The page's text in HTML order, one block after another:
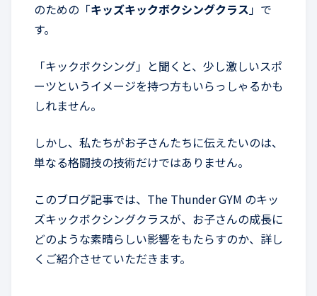
のための「キッズキックボクシングクラス」で
す。
「キックボクシング」と聞くと、少し激しいスポ
ーツというイメージを持つ方もいらっしゃるかも
しれません。
しかし、私たちがお子さんたちに伝えたいのは、
単なる格闘技の技術だけではありません。
このブログ記事では、The Thunder GYM のキッ
ズキックボクシングクラスが、お子さんの成長に
どのような素晴らしい影響をもたらすのか、詳し
くご紹介させていただきます。